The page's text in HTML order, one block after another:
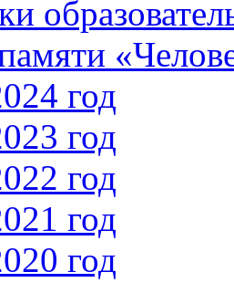
год
год
год
год
год